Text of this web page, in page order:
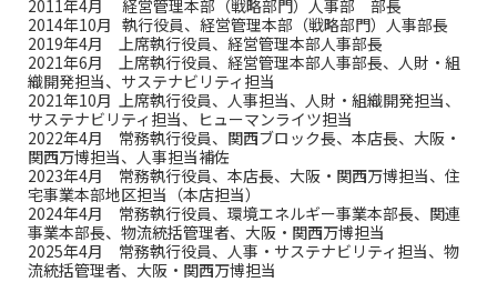
2011年4月 経営管理本部（戦略部門）人事部 部長
2014年10月 執行役員、経営管理本部（戦略部門）人事部長
2019年4月 上席執行役員、経営管理本部人事部長
2021年6月 上席執行役員、経営管理本部人事部長、人財・組
織開発担当、サステナビリティ担当
2021年10月 上席執行役員、人事担当、人財・組織開発担当、
サステナビリティ担当、ヒューマンライツ担当
2022年4月 常務執行役員、関西ブロック長、本店長、大阪・
関西万博担当、人事担当補佐
2023年4月 常務執行役員、本店長、大阪・関西万博担当、住
宅事業本部地区担当（本店担当）
2024年4月 常務執行役員、環境エネルギー事業本部長、関連
事業本部長、物流統括管理者、大阪・関西万博担当
2025年4月 常務執行役員、人事・サステナビリティ担当、物
流統括管理者、大阪・関西万博担当